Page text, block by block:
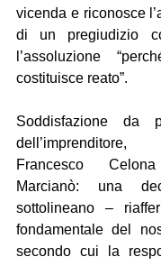
vicenda e riconosce
di un pregiudizio
l’assoluzione
costituisce reato”.
Soddisfazione da
Francesco
Marcianò: una
sottolineano –
fondamentale del
secondo cui la